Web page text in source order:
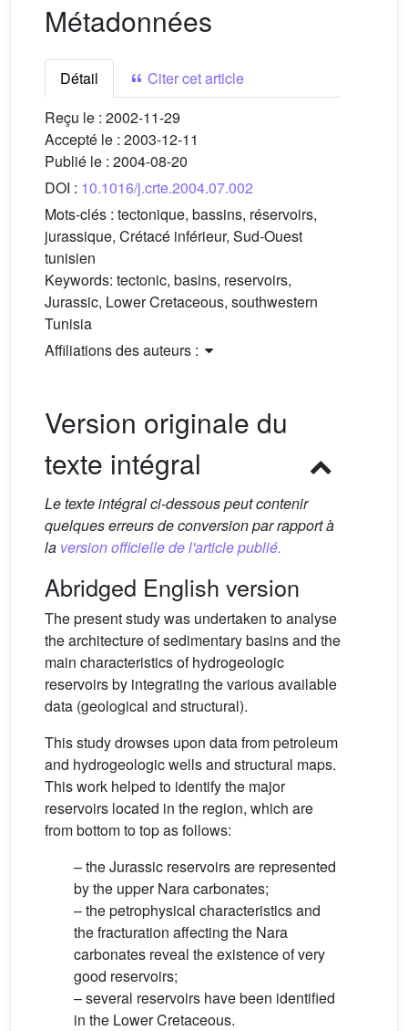
Métadonnées
Détail
Citer cet article
Reçu le : 2002-11-29
Accepté le : 2003-12-11
Publié le : 2004-08-20
DOI : 10.1016/j.crte.2004.07.002
Mots-clés : tectonique, bassins, réservoirs,
jurassique, Crétacé inférieur, Sud-Ouest
tunisien
Keywords: tectonic, basins, reservoirs,
Jurassic, Lower Cretaceous, southwestern
Tunisia
Affiliations des auteurs :
Version originale du
texte intégral
Le texte intégral ci-dessous peut contenir
quelques erreurs de conversion par rapport à
la version officielle de l'article publié.
Abridged English version
The present study was undertaken to analyse
the architecture of sedimentary basins and the
main characteristics of hydrogeologic
reservoirs by integrating the various available
data (geological and structural).
This study drowses upon data from petroleum
and hydrogeologic wells and structural maps.
This work helped to identify the major
reservoirs located in the region, which are
from bottom to top as follows:
– the Jurassic reservoirs are represented
by the upper Nara carbonates;
– the petrophysical characteristics and
the fracturation affecting the Nara
carbonates reveal the existence of very
good reservoirs;
– several reservoirs have been identified
in the Lower Cretaceous.